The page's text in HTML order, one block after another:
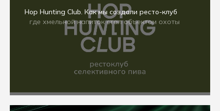
Hop Hunting Club. Как мы создали ресто-клуб
где хмельной напиток стал объектом охоты